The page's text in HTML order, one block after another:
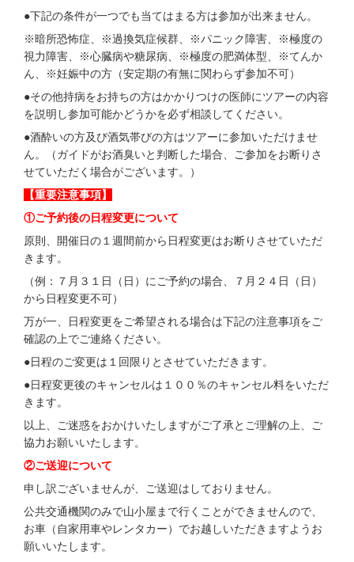
●下記の条件が一つでも当てはまる方は参加が出来ません。
※暗所恐怖症、※過換気症候群、※パニック障害、※極度の
視力障害、※心臓病や糖尿病、※極度の肥満体型、※てんか
ん、※妊娠中の方（安定期の有無に関わらず参加不可）
●その他持病をお持ちの方はかかりつけの医師にツアーの内容
を説明し参加可能かどうかを必ず相談してください。
●酒酔いの方及び酒気帯びの方はツアーに参加いただけませ
ん。（ガイドがお酒臭いと判断した場合、ご参加をお断りさ
せていただく場合がございます。）
【重要注意事項】
①ご予約後の日程変更について
原則、開催日の１週間前から日程変更はお断りさせていただ
きます。
（例：７月３１日（日）にご予約の場合、７月２４日（日）
から日程変更不可）
万が一、日程変更をご希望される場合は下記の注意事項をご
確認の上でご連絡ください。
●日程のご変更は１回限りとさせていただきます。
●日程変更後のキャンセルは１００％のキャンセル料をいただ
きます。
以上、ご迷惑をおかけいたしますがご了承とご理解の上、ご
協力お願いいたします。
②ご送迎について
申し訳ございませんが、ご送迎はしておりません。
公共交通機関のみで山小屋まで行くことができませんので、
お車（自家用車やレンタカー）でお越しいただきますようお
願いいたします。